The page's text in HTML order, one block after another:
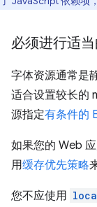
必须进行适
字体资源通常是
适合设置较长的
源指定有条件的
如果您的 Web
用缓存优先策略
您不应使用